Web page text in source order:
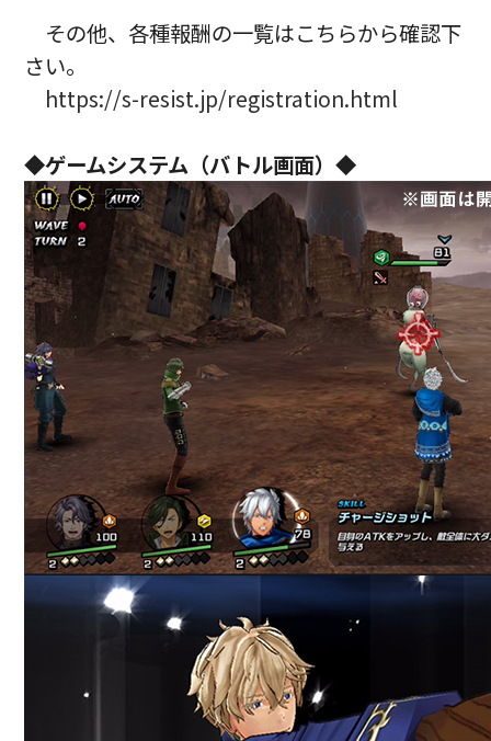
その他、各種報酬の一覧はこちらから確認下
さい。
https://s-resist.jp/registration.html
◆ゲームシステム（バトル画面）◆